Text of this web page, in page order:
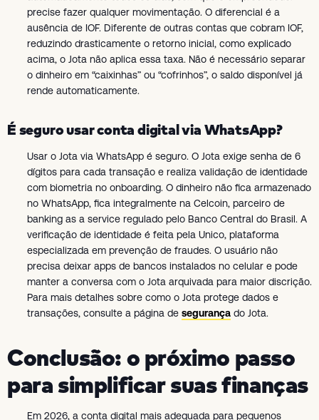
precise fazer qualquer movimentação. O diferencial é a
ausência de IOF. Diferente de outras contas que cobram IOF,
reduzindo drasticamente o retorno inicial, como explicado
acima, o Jota não aplica essa taxa. Não é necessário separar
o dinheiro em “caixinhas” ou “cofrinhos”, o saldo disponível já
rende automaticamente.
É seguro usar conta digital via WhatsApp?
Usar o Jota via WhatsApp é seguro. O Jota exige senha de 6
dígitos para cada transação e realiza validação de identidade
com biometria no onboarding. O dinheiro não fica armazenado
no WhatsApp, fica integralmente na Celcoin, parceiro de
banking as a service regulado pelo Banco Central do Brasil. A
verificação de identidade é feita pela Unico, plataforma
especializada em prevenção de fraudes. O usuário não
precisa deixar apps de bancos instalados no celular e pode
manter a conversa com o Jota arquivada para maior discrição.
Para mais detalhes sobre como o Jota protege dados e
transações, consulte a página de segurança do Jota.
Conclusão: o próximo passo
para simplificar suas finanças
Em 2026, a conta digital mais adequada para pequenos